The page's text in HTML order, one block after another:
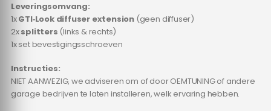
Leveringsomvang:
1xGTI‑Look diffuser extension (geen diffuser)
2xsplitters (links & rechts)
1x set bevestigingsschroeven
Instructies:
NIET AANWEZIG, we adviseren om of door OEMTUNING of andere
garage bedrijven te laten installeren, welk ervaring hebben.